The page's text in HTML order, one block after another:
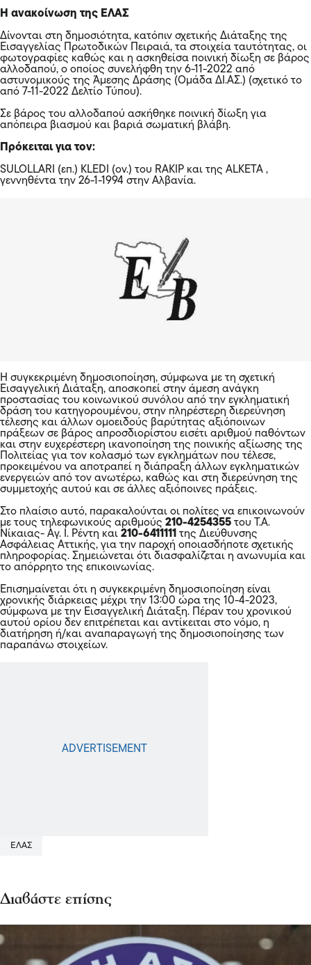
Πρόκειται για τον:
SULOLLARI (επ.) KLEDI (ον.) του RAKIP και της ALKETA ,
γεννηθέντα την 26-1-1994 στην Αλβανία.
Η συγκεκριμένη δημοσιοποίηση, σύμφωνα με τη σχετική
Εισαγγελική Διάταξη, αποσκοπεί στην άμεση ανάγκη
προστασίας του κοινωνικού συνόλου από την εγκληματική
δράση του κατηγορουμένου, στην πληρέστερη διερεύνηση
τέλεσης και άλλων ομοειδούς βαρύτητας αξιόποινων
πράξεων σε βάρος απροσδιορίστου εισέτι αριθμού παθόντων
και στην ευχερέστερη ικανοποίηση της ποινικής αξίωσης της
Πολιτείας για τον κολασμό των εγκλημάτων που τέλεσε,
προκειμένου να αποτραπεί η διάπραξη άλλων εγκληματικών
ενεργειών από τον ανωτέρω, καθώς και στη διερεύνηση της
Νίκαιας- Αγ. Ι. Ρέντη και210-6411111
της Διεύθυνσης
Ασφάλειας Αττικής, για την παροχή οποιασδήποτε σχετικής
πληροφορίας. Σημειώνεται ότι διασφαλίζεται η ανωνυμία και
το απόρρητο της επικοινωνίας.
Επισημαίνεται ότι η συγκεκριμένη δημοσιοποίηση είναι
χρονικής διάρκειας μέχρι την 13:00 ώρα της 10-4-2023,
σύμφωνα με την Εισαγγελική Διάταξη. Πέραν του χρονικού
ΕΛΑΣ
Διαβάστε επίσης
ΕΛΑΣ: Αυξημένα μέτρα και εντατικοί
έλεγχοι της Τροχαίας ενόψει του